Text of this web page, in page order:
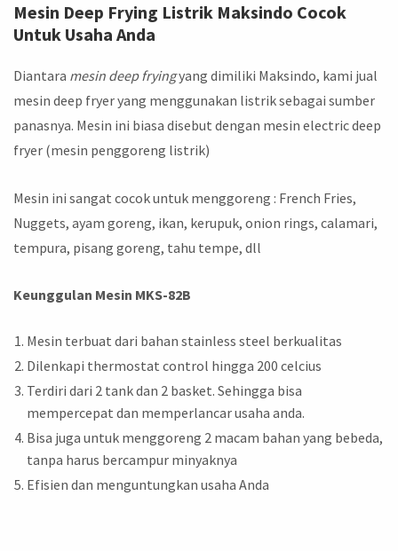
Mesin Deep Frying Listrik Maksindo Cocok
Untuk Usaha Anda
Diantara mesin deep fryingyang dimiliki Maksindo, kami jual
mesin deep fryer yang menggunakan listrik sebagai sumber
panasnya. Mesin ini biasa disebut dengan mesin electric deep
fryer (mesin penggoreng listrik)
Mesin ini sangat cocok untuk menggoreng : French Fries,
Nuggets, ayam goreng, ikan, kerupuk, onion rings, calamari,
tempura, pisang goreng, tahu tempe, dll
Keunggulan Mesin MKS-82B
Mesin terbuat dari bahan stainless steel berkualitas
Dilenkapi thermostat control hingga 200 celcius
Terdiri dari 2 tank dan 2 basket. Sehingga bisa
mempercepat dan memperlancar usaha anda.
Bisa juga untuk menggoreng 2 macam bahan yang bebeda,
tanpa harus bercampur minyaknya
Efisien dan menguntungkan usaha Anda